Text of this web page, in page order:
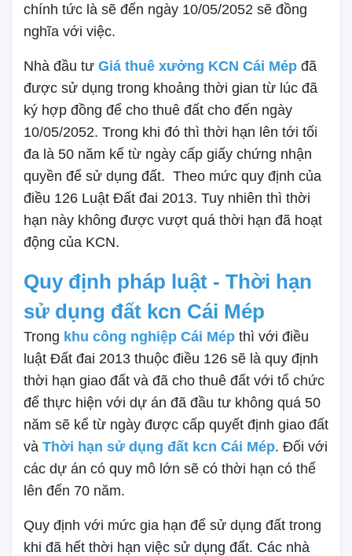
chính tức là sẽ đến ngày 10/05/2052 sẽ đồng
nghĩa với việc.
Nhà đầu tư Giá thuê xưởng KCN Cái Mép đã
được sử dụng trong khoảng thời gian từ lúc đã
ký hợp đồng để cho thuê đất cho đến ngày
10/05/2052. Trong khi đó thì thời hạn lên tới tối
đa là 50 năm kể từ ngày cấp giấy chứng nhận
quyền để sử dụng đất. Theo mức quy định của
điều 126 Luật Đất đai 2013. Tuy nhiên thì thời
hạn này không được vượt quá thời hạn đã hoạt
động của KCN.
Quy định pháp luật - Thời hạn
sử dụng đất kcn Cái Mép
Trong khu công nghiệp Cái Mép thì với điều
luật Đất đai 2013 thuộc điều 126 sẽ là quy định
thời hạn giao đất và đã cho thuê đất với tổ chức
để thực hiện với dự án đã đầu tư không quá 50
năm sẽ kể từ ngày được cấp quyết định giao đất
và Thời hạn sử dụng đất kcn Cái Mép. Đối với
các dự án có quy mô lớn sẽ có thời hạn có thể
lên đến 70 năm.
Quy định với mức gia hạn để sử dụng đất trong
khi đã hết thời hạn việc sử dụng đất. Các nhà